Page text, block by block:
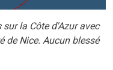
la Côte d'Azur avec
de Nice. Aucun blessé